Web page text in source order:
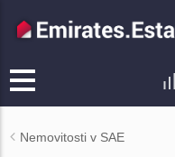
Nemovitosti v SAE